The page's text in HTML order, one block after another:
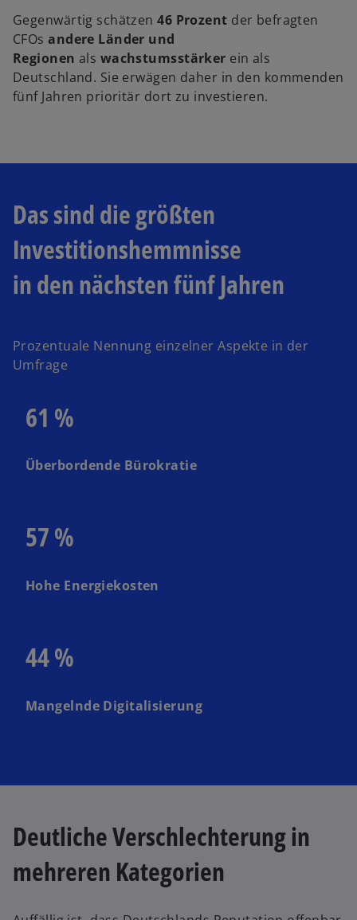
Gegenwärtig schätzen 46 Prozent der befragten
CFOsandere Länder und
Regionen als wachstumsstärker ein als
Deutschland. Sie erwägen daher in den kommenden
fünf Jahren prioritär dort zu investieren.
Das sind die größten
Investitionshemmnisse
in den nächsten fünf Jahren
Prozentuale Nennung einzelner Aspekte in der
Umfrage
61 %
Überbordende Bürokratie
57 %
Hohe Energiekosten
44 %
Mangelnde Digitalisierung
Deutliche Verschlechterung in
mehreren Kategorien